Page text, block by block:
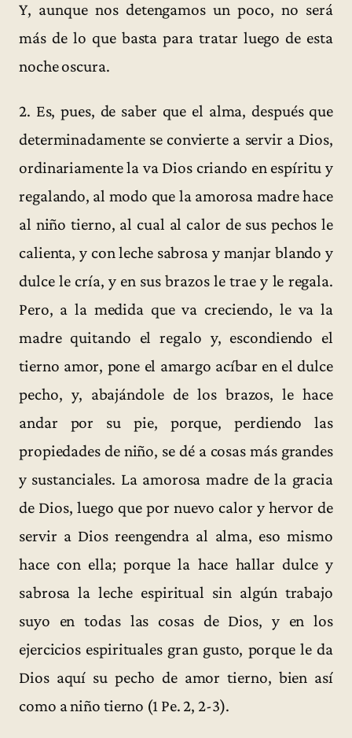
Y, aunque nos detengamos un poco, no será
más de lo que basta para tratar luego de esta
noche oscura.
2. Es, pues, de saber que el alma, después que
determinadamente se convierte a servir a Dios,
ordinariamente la va Dios criando en espíritu y
regalando, al modo que la amorosa madre hace
al niño tierno, al cual al calor de sus pechos le
calienta, y con leche sabrosa y manjar blando y
dulce le cría, y en sus brazos le trae y le regala.
Pero, a la medida que va creciendo, le va la
madre quitando el regalo y, escondiendo el
tierno amor, pone el amargo acíbar en el dulce
pecho, y, abajándole de los brazos, le hace
andar por su pie, porque, perdiendo las
propiedades de niño, se dé a cosas más grandes
y sustanciales. La amorosa madre de la gracia
de Dios, luego que por nuevo calor y hervor de
servir a Dios reengendra al alma, eso mismo
hace con ella; porque la hace hallar dulce y
sabrosa la leche espiritual sin algún trabajo
suyo en todas las cosas de Dios, y en los
ejercicios espirituales gran gusto, porque le da
Dios aquí su pecho de amor tierno, bien así
como a niño tierno (1 Pe. 2, 2-3).